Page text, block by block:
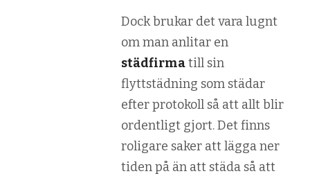
Dock brukar det vara lugnt
om man anlitar en
städfirmatill sin
flyttstädning som städar
efter protokoll så att allt blir
ordentligt gjort. Det finns
roligare saker att lägga ner
tiden på än att städa så att